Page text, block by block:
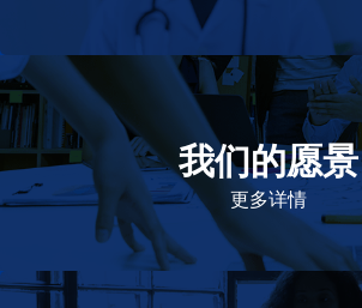
我们的愿景
更多详情
作为一个负责任的企业公民，在全球提
及的药物，传递我们的价值。